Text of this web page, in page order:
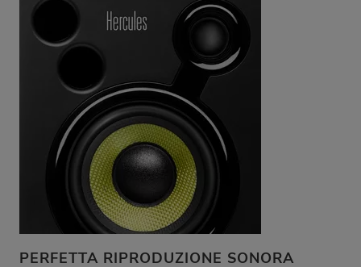
PERFETTA RIPRODUZIONE SONORA